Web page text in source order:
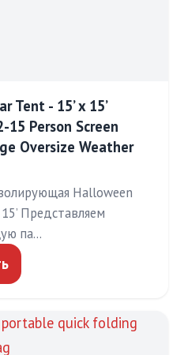
Tent - 15’ x 15’
Person Screen
Oversize Weather
Halloween
Представляем
па…